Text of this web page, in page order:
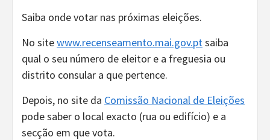
Saiba onde votar nas próximas eleições.
No sitewww.recenseamento.mai.gov.ptsaiba
qual o seu número de eleitor e a freguesia ou
distrito consular a que pertence.
Depois, no site da Comissão Nacional de Eleições
pode saber o local exacto (rua ou edifício) e a
secção em que vota.